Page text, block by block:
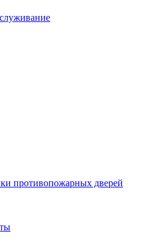
противопожарных дверей